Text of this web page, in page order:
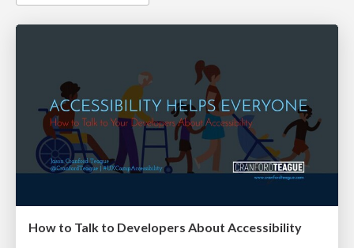
How to Talk to Developers About Accessibility